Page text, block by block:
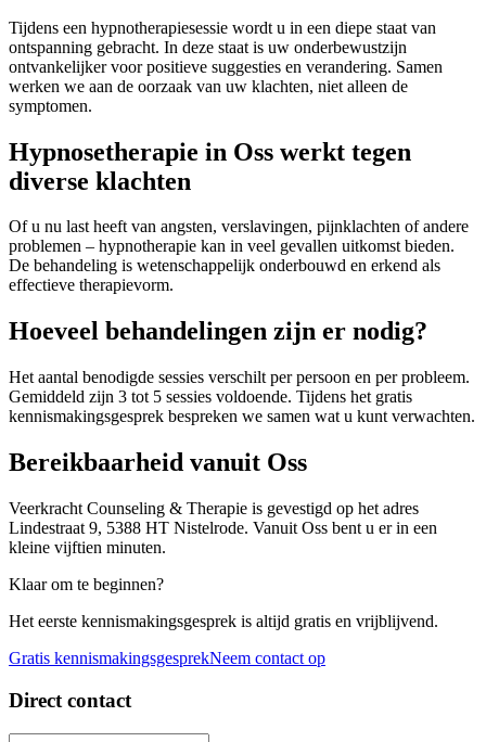
Tijdens een hypnotherapiesessie wordt u in een diepe staat van
ontspanning gebracht. In deze staat is uw onderbewustzijn
ontvankelijker voor positieve suggesties en verandering. Samen
werken we aan de oorzaak van uw klachten, niet alleen de
symptomen.
Hypnosetherapie in Oss werkt tegen
diverse klachten
Of u nu last heeft van angsten, verslavingen, pijnklachten of andere
problemen – hypnotherapie kan in veel gevallen uitkomst bieden.
De behandeling is wetenschappelijk onderbouwd en erkend als
effectieve therapievorm.
Hoeveel behandelingen zijn er nodig?
Het aantal benodigde sessies verschilt per persoon en per probleem.
Gemiddeld zijn 3 tot 5 sessies voldoende. Tijdens het gratis
kennismakingsgesprek bespreken we samen wat u kunt verwachten.
Bereikbaarheid vanuit Oss
Veerkracht Counseling & Therapie is gevestigd op het adres
Lindestraat 9, 5388 HT Nistelrode. Vanuit Oss bent u er in een
kleine vijftien minuten.
Klaar om te beginnen?
Het eerste kennismakingsgesprek is altijd gratis en vrijblijvend.
Gratis kennismakingsgesprekNeem contact op
Direct contact